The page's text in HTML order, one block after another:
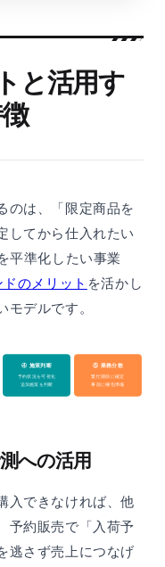
と活用す
のは、「限定商品を
してから仕入れたい
平準化したい事業
のメリット を活かし
モデルです。
④ 施策判断
予約状況を可視化
追加施策を判断
⑤ 業務分散
繁忙期前に確定
事前に梱包準備
への活用
入できなければ、他
予約販売で「入荷予
逃さず売上につなげ